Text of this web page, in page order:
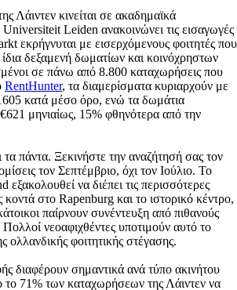
Λάιντεν κινείται σε ακαδημαϊκά
Leiden ανακοινώνει τις εισαγωγές
εκρήγνυται με εισερχόμενους φοιτητές που
ίδια δεξαμενή δωματίων και κοινόχρηστων
σε πάνω από 8.800 καταχωρήσεις που
RentHunter, τα διαμερίσματα κυριαρχούν με
κατά μέσο όρο, ενώ τα δωμάτια
μηνιαίως, 15% φθηνότερα από την
πάντα. Ξεκινήστε την αναζήτησή σας τον
τον Σεπτέμβριο, όχι τον Ιούλιο. Το
να διέπει τις περισσότερες
κοντά στο Rapenburg και το ιστορικό κέντρο,
παίρνουν συνέντευξη από πιθανούς
νεοαφιχθέντες υποτιμούν αυτό το
ολλανδικής φοιτητικής στέγασης.
διαφέρουν σημαντικά ανά τύπο ακινήτου
το 71% των καταχωρήσεων της Λάιντεν να